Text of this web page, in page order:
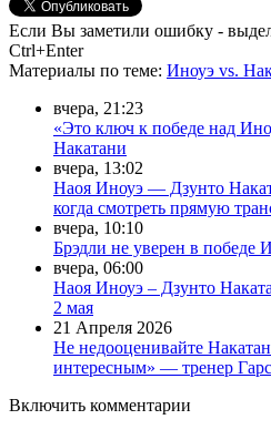
Если Вы заметили ошибку -
Ctrl+Enter
Материалы по теме: Иноуэ vs.
вчера, 21:23
«Это ключ к победе над
Накатани
вчера, 13:02
Наоя Иноуэ — Дзунто
когда смотреть прямую
вчера, 10:10
Брэдли не уверен в победе
вчера, 06:00
Наоя Иноуэ – Дзунто
2 мая
21 Апреля 2026
Не недооценивайте
интересным» — тренер
Включить комментарии